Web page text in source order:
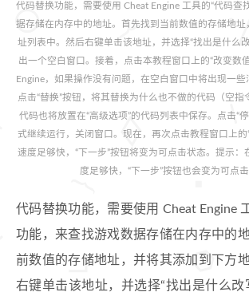
代码替换功能，需要使用 Cheat Engine 工具的“代码查
据存储在内存中的地址。首先找到当前数值的存储地址
址列表中。然后右键单击该地址，并选择“找出是什么
出一个空白窗口。接着，点击本教程窗口上的“改变数
Engine，如果操作没有问题，在空白窗口中将出现一
点击“替换”按钮，将其替换为什么也不做的代码（空指
代码也将放置在“高级选项”的代码列表中保存。点击“
式继续运行，关闭窗口。现在，再次点击教程窗口上的
速度足够快，“下一步”按钮将变为可点击状态。提示：
度足够快，“下一步”按钮也会变为可点击
代码替换功能，需要使用 Cheat Engine
功能，来查找游戏数据存储在内存中的
前数值的存储地址，并将其添加到下方
右键单击该地址，并选择“找出是什么改